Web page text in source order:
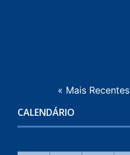
« Mais Recentes
CALENDÁRIO